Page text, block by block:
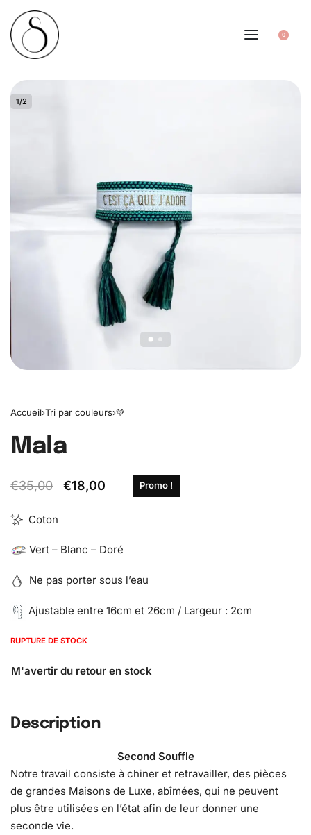
0
1/2
Accueil›Tri par couleurs›💚
Mala
€35,00 €18,00 Promo !
Coton
Vert – Blanc – Doré
Ne pas porter sous l’eau
Ajustable entre 16cm et 26cm / Largeur : 2cm
RUPTURE DE STOCK
Description
Second Souffle
Notre travail consiste à chiner et retravailler, des pièces
de grandes Maisons de Luxe, abîmées, qui ne peuvent
plus être utilisées en l’état afin de leur donner une
seconde vie.